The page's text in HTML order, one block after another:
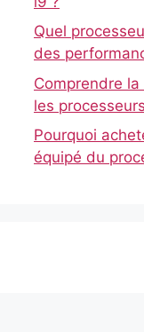
Quel
des
Comprendre
les
Pourquoi
équipé du